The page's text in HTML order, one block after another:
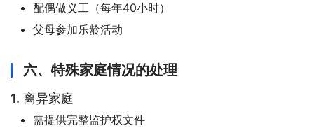
配偶做义工（每年40小时）
父母参加乐龄活动
六、特殊家庭情况的处理
1. 离异家庭
需提供完整监护权文件